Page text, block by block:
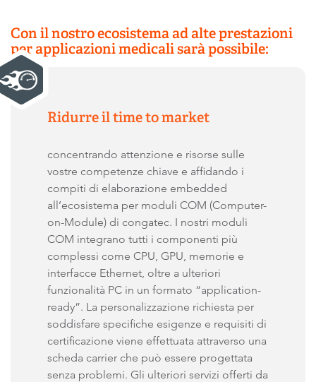
Con il nostro ecosistema ad alte prestazioni
per applicazioni medicali sarà possibile:
Ridurre il time to market
concentrando attenzione e risorse sulle
vostre competenze chiave e affidando i
compiti di elaborazione embedded
all’ecosistema per moduli COM (Computer-
on-Module) di congatec. I nostri moduli
COM integrano tutti i componenti più
complessi come CPU, GPU, memorie e
interfacce Ethernet, oltre a ulteriori
funzionalità PC in un formato “application-
ready”. La personalizzazione richiesta per
soddisfare specifiche esigenze e requisiti di
certificazione viene effettuata attraverso una
scheda carrier che può essere progettata
senza problemi. Gli ulteriori servizi offerti da